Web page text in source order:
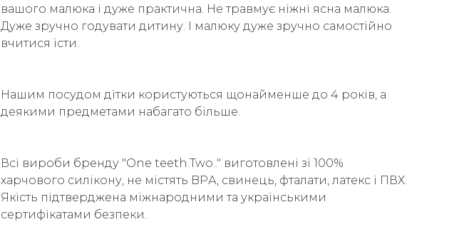
вашого малюка і дуже практична. Не травмує ніжні ясна малюка.
Дуже зручно годувати дитину. І малюку дуже зручно самостійно
вчитися їсти.
Нашим посудом дітки користуються щонайменше до 4 років, а
деякими предметами набагато більше.
Всі вироби бренду "One teeth.Two.." виготовлені зі 100%
харчового силікону, не містять BPА, свинець, фталати, латекс і ПВХ.
Якість підтверджена міжнародними та українськими
сертифікатами безпеки.